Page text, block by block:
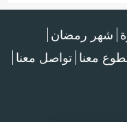
شهر رمضان
معنا تواصل معنا